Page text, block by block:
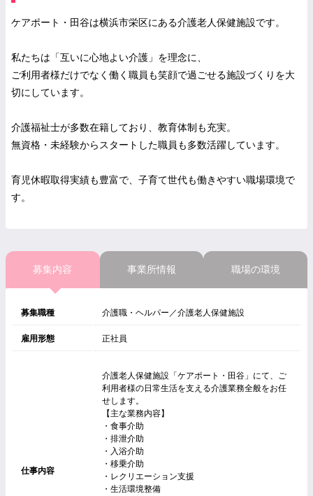
ケアポート・田谷は横浜市栄区にある介護老人保健施設です。
私たちは「互いに心地よい介護」を理念に、
ご利用者様だけでなく働く職員も笑顔で過ごせる施設づくりを大
切にしています。
介護福祉士が多数在籍しており、教育体制も充実。
無資格・未経験からスタートした職員も多数活躍しています。
育児休暇取得実績も豊富で、子育て世代も働きやすい職場環境で
す。
募集内容 事業所情報 職場の環境
募集職種 介護職・ヘルパー／介護老人保健施設
雇用形態 正社員
仕事内容
介護老人保健施設「ケアポート・田谷」にて、ご
利用者様の日常生活を支える介護業務全般をお任
せします。
【主な業務内容】
・食事介助
・排泄介助
・入浴介助
・移乗介助
・レクリエーション支援
・生活環境整備